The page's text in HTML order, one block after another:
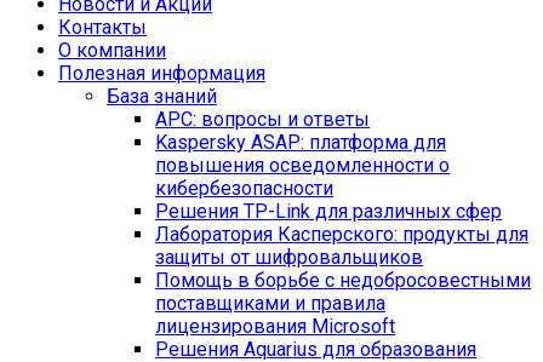
Контакты
O компании
Полезная информация
База знаний
APC: вопросы и ответы
Kaspersky ASAP: платформа для
повышения осведомленности о
кибербезопасности
Решения TP-Link для различных сфер
Лаборатория Касперского: продукты для
защиты от шифровальщиков
Помощь в борьбе с недобросовестными
поставщиками и правила
лицензирования Microsoft
Решения Aquarius для образования